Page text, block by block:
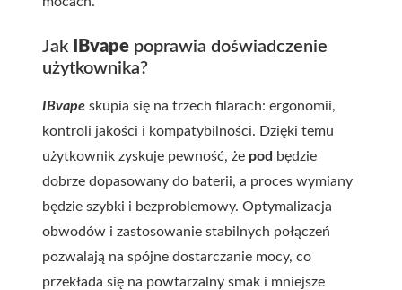
Jak IBvape poprawia doświadczenie
użytkownika?
IBvape skupia się na trzech filarach: ergonomii,
kontroli jakości i kompatybilności. Dzięki temu
użytkownik zyskuje pewność, że pod będzie
dobrze dopasowany do baterii, a proces wymiany
będzie szybki i bezproblemowy. Optymalizacja
obwodów i zastosowanie stabilnych połączeń
pozwalają na spójne dostarczanie mocy, co
przekłada się na powtarzalny smak i mniejsze